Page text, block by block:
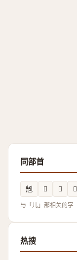
同部首
𠒒 𭀴 𠒈 𭀝
与「儿」部相关的字
热搜